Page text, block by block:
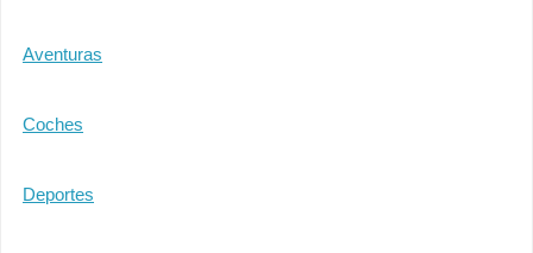
Aventuras
Coches
Deportes